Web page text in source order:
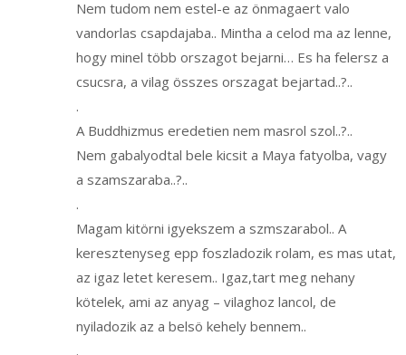
Nem tudom nem estel-e az önmagaert valo
vandorlas csapdajaba.. Mintha a celod ma az lenne,
hogy minel több orszagot bejarni… Es ha felersz a
csucsra, a vilag összes orszagat bejartad..?..
.
A Buddhizmus eredetien nem masrol szol..?..
Nem gabalyodtal bele kicsit a Maya fatyolba, vagy
a szamszaraba..?..
.
Magam kitörni igyekszem a szmszarabol.. A
keresztenyseg epp foszladozik rolam, es mas utat,
az igaz letet keresem.. Igaz,tart meg nehany
kötelek, ami az anyag – vilaghoz lancol, de
nyiladozik az a belsö kehely bennem..
.